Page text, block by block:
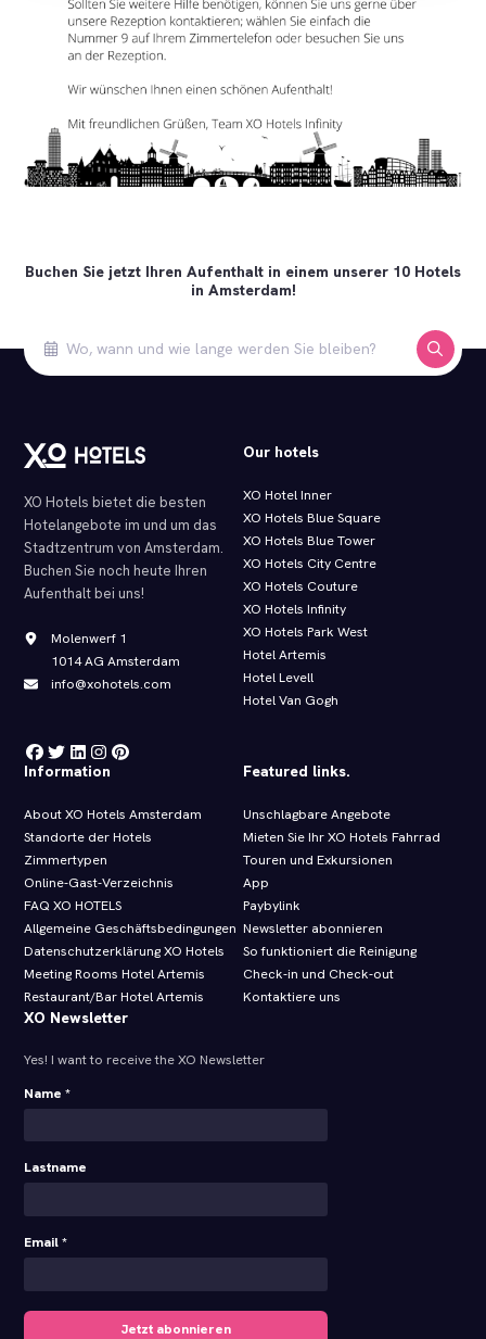
Buchen Sie jetzt Ihren Aufenthalt in einem unserer 10 Hotels
in Amsterdam!
XO Hotels bietet die besten
Hotelangebote im und um das
Stadtzentrum von Amsterdam.
Buchen Sie noch heute Ihren
Aufenthalt bei uns!
Molenwerf 1
1014 AG Amsterdam
info@xohotels.com
Our hotels
XO Hotel Inner
XO Hotels Blue Square
XO Hotels Blue Tower
XO Hotels City Centre
XO Hotels Couture
XO Hotels Infinity
XO Hotels Park West
Hotel Artemis
Hotel Levell
Hotel Van Gogh
Information
About XO Hotels Amsterdam
Standorte der Hotels
Zimmertypen
Online-Gast-Verzeichnis
FAQ XO HOTELS
Allgemeine Geschäftsbedingungen
Datenschutzerklärung XO Hotels
Meeting Rooms Hotel Artemis
Restaurant/Bar Hotel Artemis
Featured links.
Unschlagbare Angebote
Mieten Sie Ihr XO Hotels Fahrrad
Touren und Exkursionen
App
Paybylink
Newsletter abonnieren
So funktioniert die Reinigung
Check-in und Check-out
Kontaktiere uns
XO Newsletter
Yes! I want to receive the XO Newsletter
Name *
Lastname
Email *
Jetzt abonnieren